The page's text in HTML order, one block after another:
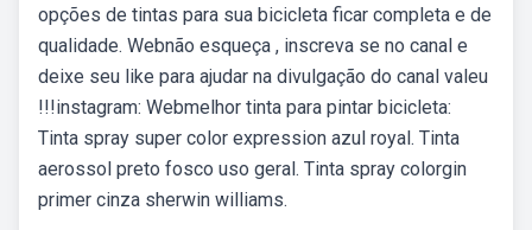
opções de tintas para sua bicicleta ficar completa e de
qualidade. Webnão esqueça , inscreva se no canal e
deixe seu like para ajudar na divulgação do canal valeu
!!!instagram: Webmelhor tinta para pintar bicicleta:
Tinta spray super color expression azul royal. Tinta
aerossol preto fosco uso geral. Tinta spray colorgin
primer cinza sherwin williams.